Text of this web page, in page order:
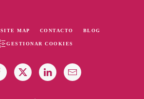
SITE MAP CONTACTO BLOG
GESTIONAR COOKIES